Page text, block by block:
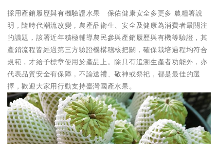
採用產銷履歷與有機驗證水果 保佑健康安全多更多 農糧署說
明，隨時代潮流改變，農產品衛生、安全及健康為消費者最關注
的議題，該署近年積極輔導農民參與產銷履歷與有機等驗證，其
產銷流程皆經過第三方驗證機構稽核把關，確保栽培過程均符合
規範，才給予標章使用於產品上。除具有追溯生產者功能外，亦
代表品質安全有保障，不論送禮、敬神或祭祀，都是最佳的選
擇，歡迎大家用行動支持臺灣國產水果。